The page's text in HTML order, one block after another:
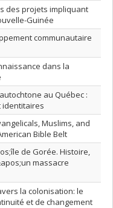
des projets impliquant
Guinée
communautaire
dans la
au Québec :
identitaires
Muslims, and
Bible Belt
de Gorée. Histoire,
massacre
la colonisation: le
et de changement